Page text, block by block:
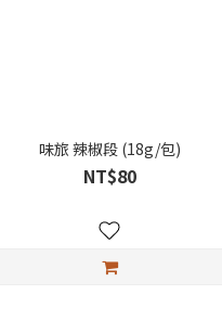
味旅 辣椒段 (18g/包)
NT$80